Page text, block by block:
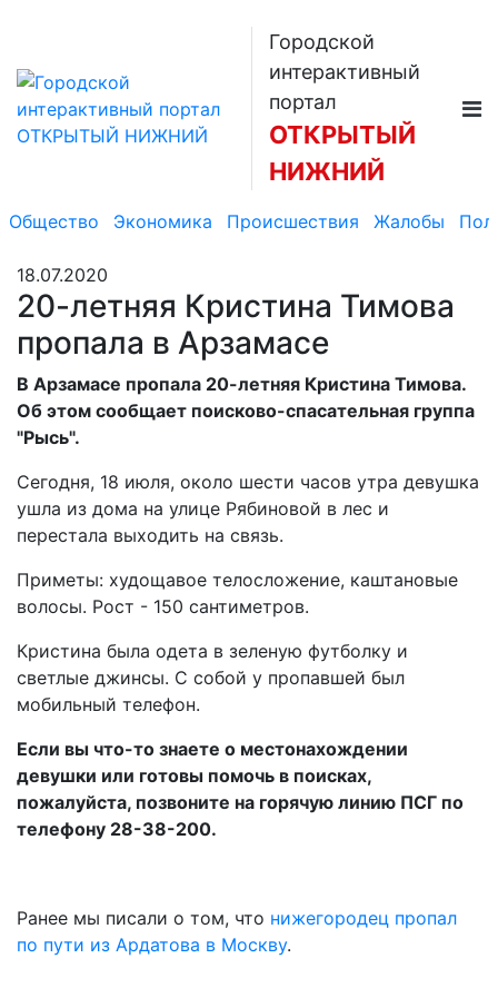
Городской
интерактивный
портал
ОТКРЫТЫЙ
НИЖНИЙ
Общество Экономика Происшествия Жалобы
18.07.2020
20-летняя Кристина Тимова
пропала в Арзамасе
В Арзамасе пропала 20-летняя Кристина Тимова.
Об этом сообщает поисково-спасательная группа
"Рысь".
Сегодня, 18 июля, около шести часов утра девушка
ушла из дома на улице Рябиновой в лес и
перестала выходить на связь.
Приметы: худощавое телосложение, каштановые
волосы. Рост - 150 сантиметров.
Кристина была одета в зеленую футболку и
светлые джинсы. С собой у пропавшей был
мобильный телефон.
Если вы что-то знаете о местонахождении
девушки или готовы помочь в поисках,
пожалуйста, позвоните на горячую линию ПСГ по
телефону 28-38-200.
Ранее мы писали о том, что нижегородец пропал
по пути из Ардатова в Москву.